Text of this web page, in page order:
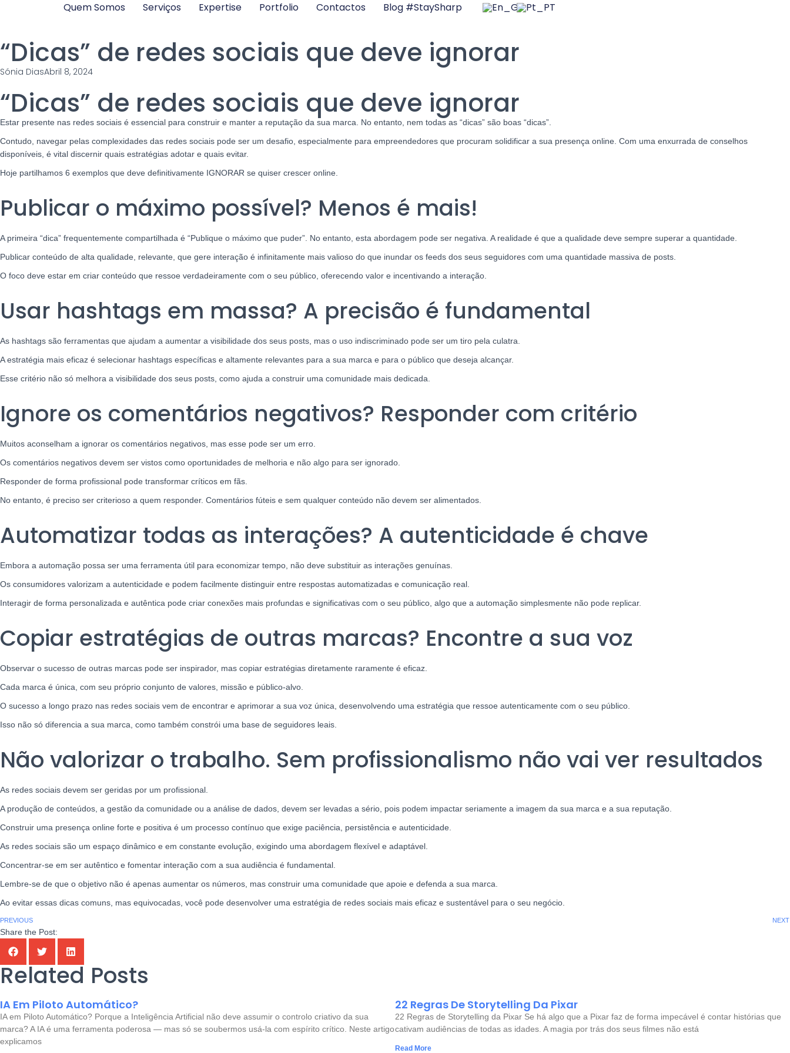
Quem Somos Serviços Expertise Portfolio Contactos Blog #StaySharp
“Dicas” de redes sociais que deve ignorar
Sónia DiasAbril 8, 2024
“Dicas” de redes sociais que deve ignorar
Estar presente nas redes sociais é essencial para construir e manter a reputação da sua marca. No entanto, nem todas as “dicas” são boas “dicas”.
Contudo, navegar pelas complexidades das redes sociais pode ser um desafio, especialmente para empreendedores que procuram solidificar a sua presença online. Com uma enxurrada de conselhos
disponíveis, é vital discernir quais estratégias adotar e quais evitar.
Hoje partilhamos 6 exemplos que deve definitivamente IGNORAR se quiser crescer online.
Publicar o máximo possível? Menos é mais!
A primeira “dica” frequentemente compartilhada é “Publique o máximo que puder”. No entanto, esta abordagem pode ser negativa. A realidade é que a qualidade deve sempre superar a quantidade.
Publicar conteúdo de alta qualidade, relevante, que gere interação é infinitamente mais valioso do que inundar os feeds dos seus seguidores com uma quantidade massiva de posts.
O foco deve estar em criar conteúdo que ressoe verdadeiramente com o seu público, oferecendo valor e incentivando a interação.
Usar hashtags em massa? A precisão é fundamental
As hashtags são ferramentas que ajudam a aumentar a visibilidade dos seus posts, mas o uso indiscriminado pode ser um tiro pela culatra.
A estratégia mais eficaz é selecionar hashtags específicas e altamente relevantes para a sua marca e para o público que deseja alcançar.
Esse critério não só melhora a visibilidade dos seus posts, como ajuda a construir uma comunidade mais dedicada.
Ignore os comentários negativos? Responder com critério
Muitos aconselham a ignorar os comentários negativos, mas esse pode ser um erro.
Os comentários negativos devem ser vistos como oportunidades de melhoria e não algo para ser ignorado.
Responder de forma profissional pode transformar críticos em fãs.
No entanto, é preciso ser criterioso a quem responder. Comentários fúteis e sem qualquer conteúdo não devem ser alimentados.
Automatizar todas as interações? A autenticidade é chave
Embora a automação possa ser uma ferramenta útil para economizar tempo, não deve substituir as interações genuínas.
Os consumidores valorizam a autenticidade e podem facilmente distinguir entre respostas automatizadas e comunicação real.
Interagir de forma personalizada e autêntica pode criar conexões mais profundas e significativas com o seu público, algo que a automação simplesmente não pode replicar.
Copiar estratégias de outras marcas? Encontre a sua voz
Observar o sucesso de outras marcas pode ser inspirador, mas copiar estratégias diretamente raramente é eficaz.
Cada marca é única, com seu próprio conjunto de valores, missão e público-alvo.
O sucesso a longo prazo nas redes sociais vem de encontrar e aprimorar a sua voz única, desenvolvendo uma estratégia que ressoe autenticamente com o seu público.
Isso não só diferencia a sua marca, como também constrói uma base de seguidores leais.
Não valorizar o trabalho. Sem profissionalismo não vai ver resultados
As redes sociais devem ser geridas por um profissional.
A produção de conteúdos, a gestão da comunidade ou a análise de dados, devem ser levadas a sério, pois podem impactar seriamente a imagem da sua marca e a sua reputação.
Construir uma presença online forte e positiva é um processo contínuo que exige paciência, persistência e autenticidade.
As redes sociais são um espaço dinâmico e em constante evolução, exigindo uma abordagem flexível e adaptável.
Concentrar-se em ser autêntico e fomentar interação com a sua audiência é fundamental.
Lembre-se de que o objetivo não é apenas aumentar os números, mas construir uma comunidade que apoie e defenda a sua marca.
Ao evitar essas dicas comuns, mas equivocadas, você pode desenvolver uma estratégia de redes sociais mais eficaz e sustentável para o seu negócio.
PREVIOUS NEXT
Share the Post:
Related Posts
IA Em Piloto Automático?
IA em Piloto Automático? Porque a Inteligência Artificial não deve assumir o controlo criativo da sua
marca? A IA é uma ferramenta poderosa — mas só se soubermos usá-la com espírito crítico. Neste artigo
explicamos
22 Regras De Storytelling Da Pixar
22 Regras de Storytelling da Pixar Se há algo que a Pixar faz de forma impecável é contar histórias que
cativam audiências de todas as idades. A magia por trás dos seus filmes não está
Read More